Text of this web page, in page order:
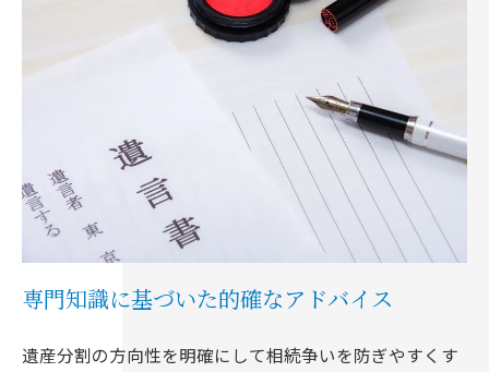
専門知識に基づいた的確なアドバイス
遺産分割の方向性を明確にして相続争いを防ぎやすくす